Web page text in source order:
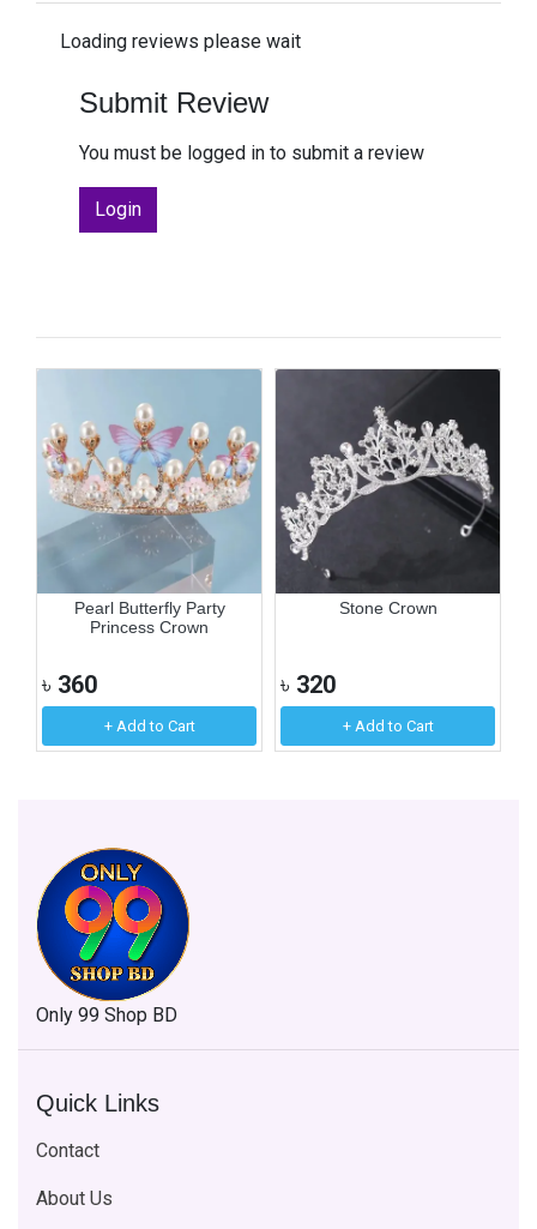
Loading reviews please wait
Submit Review
You must be logged in to submit a review
Login
Pearl Butterfly Party
Princess Crown
৳ 360
+ Add to Cart
Stone Crown
৳ 320
+ Add to Cart
Only 99 Shop BD
Quick Links
Contact
About Us